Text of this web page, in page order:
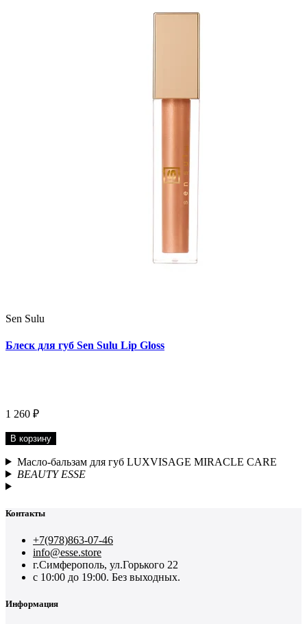
Sen Sulu
Блеск для губ Sen Sulu Lip Gloss
1 260 ₽
В корзину
Масло-бальзам для губ LUXVISAGE MIRACLE CARE
BEAUTY ESSE
Контакты
+7(978)863-07-46
info@esse.store
г.Симферополь, ул.Горького 22
с 10:00 до 19:00. Без выходных.
Информация